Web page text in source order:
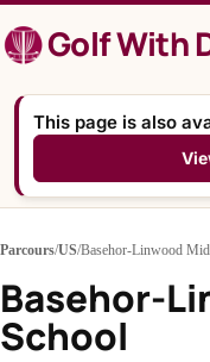
Inhalt
springenGolf With
This page is also
Parcours/US/Basehor-Linwood
Basehor-
School